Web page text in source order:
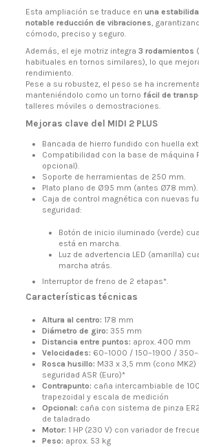
Esta ampliación se traduce enuna
notable reducción de vibraciones,
cómodo, preciso y seguro.
Además, el eje motriz integra3 rodamientos
habituales en tornos similares), lo que
rendimiento.
Pese a su robustez, el peso se ha
manteniéndolo como un torno fácil de
talleres móviles o demostraciones.
Mejoras clave del MIDI 2 PLUS
Bancada de hierro fundido con huella
Compatibilidad con la base de máquina
opcional).
Soporte de herramientas de 250 mm.
Plato plano de Ø95 mm (antes Ø78 mm).
Caja de control magnética con nuevas
seguridad:
Botón de inicio iluminado (verde)
está en marcha.
Luz de advertencia LED (amarilla)
marcha atrás.
Interruptor de freno de 2 etapas*.
Características técnicas
Altura al centro: 178 mm
Diámetro de giro: 355 mm
Distancia entre puntos: aprox. 400 mm
Velocidades: 60–1000 / 150–1900 /
Rosca husillo: M33 x 3,5 mm (cono
seguridad ASR (Euro)*
Contrapunto: caña intercambiable de
trapezoidal y escala de medición
Opcional: caña con sistema de pinza
de taladrado
Motor: 1 HP (230 V) con variador de
Peso: aprox. 53 kg